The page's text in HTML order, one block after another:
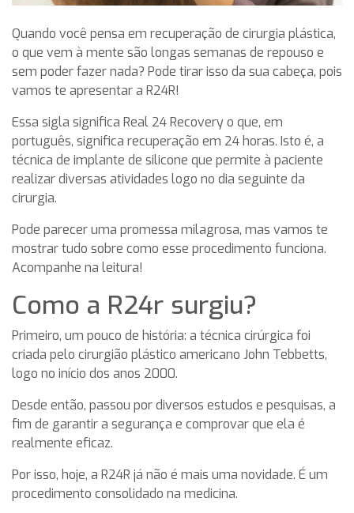
Quando você pensa em recuperação de cirurgia plástica,
o que vem à mente são longas semanas de repouso e
sem poder fazer nada? Pode tirar isso da sua cabeça, pois
vamos te apresentar a R24R!
Essa sigla significa Real 24 Recovery o que, em
português, significa recuperação em 24 horas. Isto é, a
técnica de implante de silicone que permite à paciente
realizar diversas atividades logo no dia seguinte da
cirurgia.
Pode parecer uma promessa milagrosa, mas vamos te
mostrar tudo sobre como esse procedimento funciona.
Acompanhe na leitura!
Como a R24r surgiu?
Primeiro, um pouco de história: a técnica cirúrgica foi
criada pelo cirurgião plástico americano John Tebbetts,
logo no início dos anos 2000.
Desde então, passou por diversos estudos e pesquisas, a
fim de garantir a segurança e comprovar que ela é
realmente eficaz.
Por isso, hoje, a R24R já não é mais uma novidade. É um
procedimento consolidado na medicina.